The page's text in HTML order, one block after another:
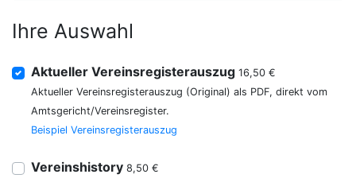
Ihre Auswahl
Aktueller Vereinsregisterauszug 16,50 €
Aktueller Vereinsregisterauszug (Original) als PDF, direkt vom
Amtsgericht/Vereinsregister.
Beispiel Vereinsregisterauszug
Vereinshistory 8,50 €